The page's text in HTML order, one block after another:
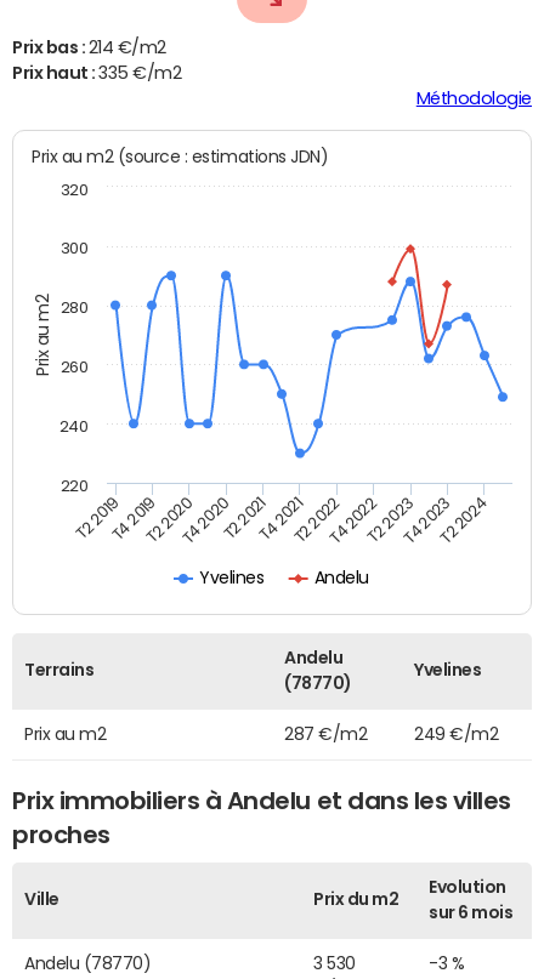
Prix bas : 214 €/m2
Prix haut :335 €/m2
Méthodologie
Prix au m2
Prix au m2 (source : estimations JDN)
Yvelines Andelu
T2 2019T4 2019T2 2020T4 2020T2 2021T4 2021T2 2022T4 2022T2 2023T4 2023T2 2024
220
240
260
280
300
320
Terrains
Andelu
(78770)
Yvelines
Prix au m2 287 €/m2 249 €/m2
Prix immobiliers à Andelu et dans les villes
proches
Ville Prix du m2
Evolution
sur 6 mois
Andelu (78770)
3 530
-3 %